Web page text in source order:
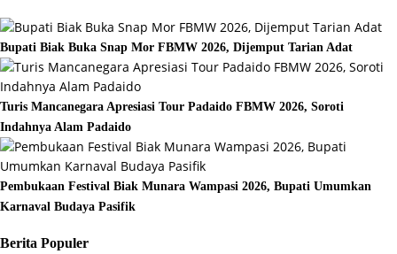
Bupati Biak Buka Snap Mor FBMW 2026, Dijemput Tarian Adat
Turis Mancanegara Apresiasi Tour Padaido FBMW 2026, Soroti
Indahnya Alam Padaido
Pembukaan Festival Biak Munara Wampasi 2026, Bupati Umumkan
Karnaval Budaya Pasifik
Berita Populer